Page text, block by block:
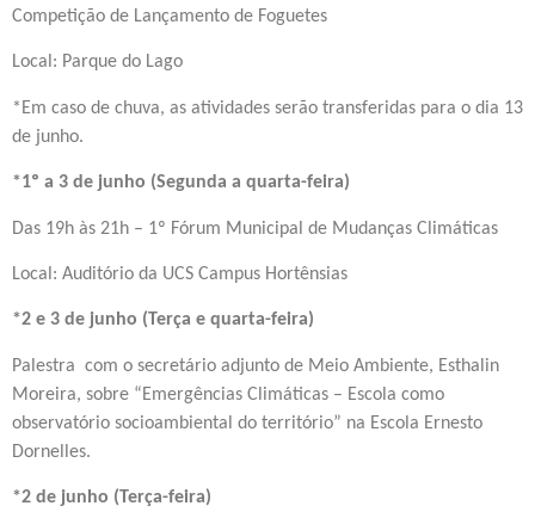
Competição de Lançamento de Foguetes
Local: Parque do Lago
*Em caso de chuva, as atividades serão transferidas para o dia 13
de junho.
*1º a 3 de junho (Segunda a quarta-feira)
Das 19h às 21h – 1º Fórum Municipal de Mudanças Climáticas
Local: Auditório da UCS Campus Hortênsias
*2 e 3 de junho (Terça e quarta-feira)
Palestra com o secretário adjunto de Meio Ambiente, Esthalin
Moreira, sobre “Emergências Climáticas – Escola como
observatório socioambiental do território” na Escola Ernesto
Dornelles.
*2 de junho (Terça-feira)